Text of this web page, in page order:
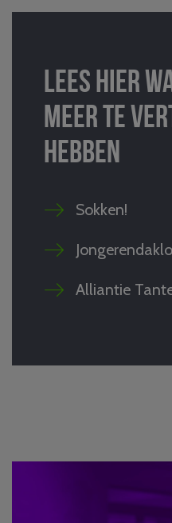
Lees hier
meer te
hebben
Sokken!
Alliantie